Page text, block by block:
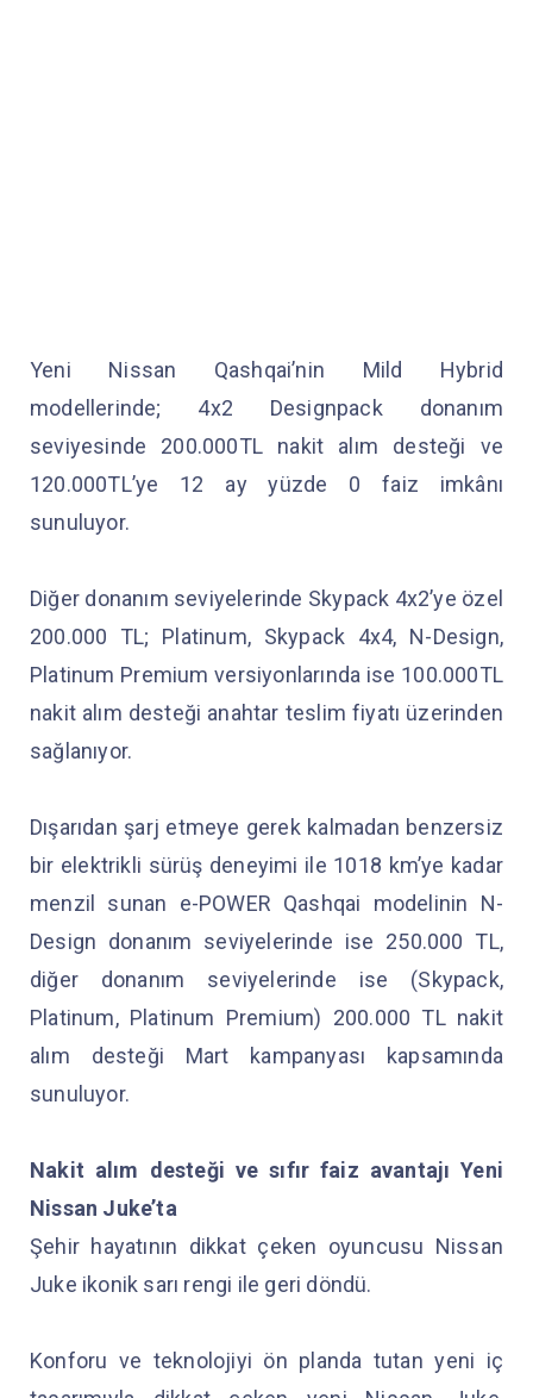
Yeni Nissan Qashqai’nin Mild Hybrid
modellerinde; 4x2 Designpack donanım
seviyesinde 200.000TL nakit alım desteği ve
120.000TL’ye 12 ay yüzde 0 faiz imkânı
sunuluyor.
Diğer donanım seviyelerinde Skypack 4x2’ye özel
200.000 TL; Platinum, Skypack 4x4, N-Design,
Platinum Premium versiyonlarında ise 100.000TL
nakit alım desteği anahtar teslim fiyatı üzerinden
sağlanıyor.
Dışarıdan şarj etmeye gerek kalmadan benzersiz
bir elektrikli sürüş deneyimi ile 1018 km’ye kadar
menzil sunan e-POWER Qashqai modelinin N-
Design donanım seviyelerinde ise 250.000 TL,
diğer donanım seviyelerinde ise (Skypack,
Platinum, Platinum Premium) 200.000 TL nakit
alım desteği Mart kampanyası kapsamında
sunuluyor.
Nakit alım desteği ve sıfır faiz avantajı Yeni
Nissan Juke’ta
Şehir hayatının dikkat çeken oyuncusu Nissan
Juke ikonik sarı rengi ile geri döndü.
Konforu ve teknolojiyi ön planda tutan yeni iç